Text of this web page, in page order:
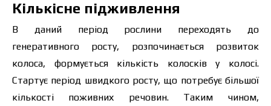
Кількісне підживлення
В даний період рослини переходять до
генеративного росту, розпочинається розвиток
колоса, формується кількість колосків у колосі.
Стартує період швидкого росту, що потребує більшої
кількості поживних речовин. Таким чином,
Для прорахунку індивідуальної ціни заповніть
дані: